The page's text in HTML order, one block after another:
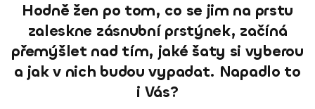
Hodně žen po tom, co se jim na prstu
zaleskne zásnubní prstýnek, začíná
přemýšlet nad tím, jaké šaty si vyberou
a jak v nich budou vypadat. Napadlo to
i Vás?